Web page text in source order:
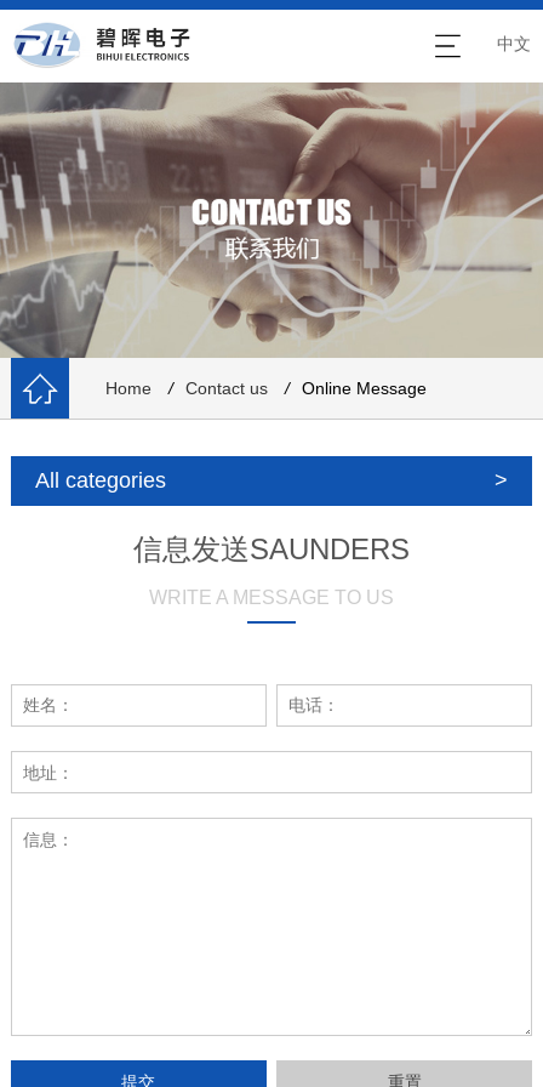
中文
Home / Contact us / Online Message
All categories
信息发送SAUNDERS
WRITE A MESSAGE TO US